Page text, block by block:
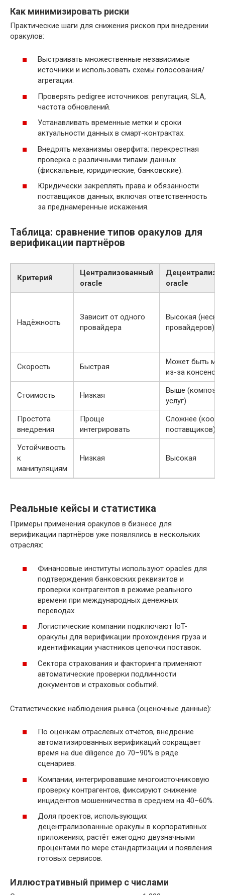
Как минимизировать риски
Практические шаги для снижения рисков при внедрении
оракулов:
Выстраивать множественные независимые
источники и использовать схемы голосования/
агрегации.
Проверять pedigree источников: репутация, SLA,
частота обновлений.
Устанавливать временные метки и сроки
актуальности данных в смарт-контрактах.
Внедрять механизмы оверфита: перекрестная
проверка с различными типами данных
(фискальные, юридические, банковские).
Юридически закреплять права и обязанности
поставщиков данных, включая ответственность
за преднамеренные искажения.
Таблица: сравнение типов оракулов для
верификации партнёров
Критерий
Централизованный
oracle
oracle
Надёжность
Зависит от одного
провайдера
Высокая
провайдеров)
Скорость Быстрая
Может быть
из-за
Стоимость Низкая
Выше
услуг)
Простота
внедрения
Проще
интегрировать
Сложнее
поставщиков)
Устойчивость
к
манипуляциям
Низкая Высокая
Реальные кейсы и статистика
Примеры применения оракулов в бизнесе для
верификации партнёров уже появлялись в нескольких
отраслях:
Финансовые институты используют орacles для
подтверждения банковских реквизитов и
проверки контрагентов в режиме реального
времени при международных денежных
переводах.
Логистические компании подключают IoT-
оракулы для верификации прохождения груза и
идентификации участников цепочки поставок.
Сектора страхования и факторинга применяют
автоматические проверки подлинности
документов и страховых событий.
Статистические наблюдения рынка (оценочные данные):
По оценкам отраслевых отчётов, внедрение
автоматизированных верификаций сокращает
время на due diligence до 70–90% в ряде
сценариев.
Компании, интегрировавшие многоисточниковую
проверку контрагентов, фиксируют снижение
инцидентов мошенничества в среднем на 40–60%.
Доля проектов, использующих
децентрализованные оракулы в корпоративных
приложениях, растёт ежегодно двузначными
процентами по мере стандартизации и появления
готовых сервисов.
Иллюстративный пример с числами